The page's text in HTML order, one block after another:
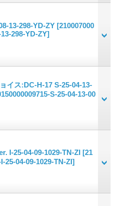
13-298-YD-ZY [210007000
298-YD-ZY]
イス:DC-H-17 S-25-04-13-
S-25-04-13-00
I-25-04-09-1029-TN-ZI [21
25-04-09-1029-TN-ZI]